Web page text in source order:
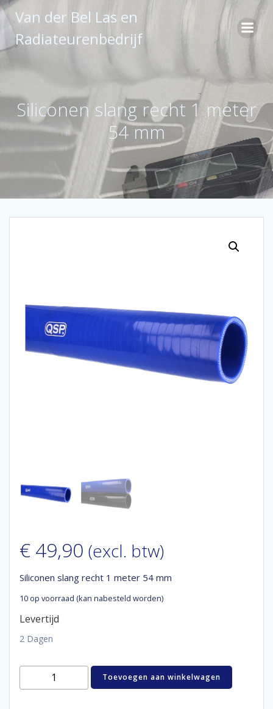
Ga
naar
inhoud
Van der Bel Las en
Radiateurenbedrijf
Siliconen slang recht 1 meter
54 mm
€ 49,90 (excl. btw)
Siliconen slang recht 1 meter 54 mm
10 op voorraad (kan nabesteld worden)
Levertijd
2 Dagen
Siliconen
Toevoegen aan winkelwagen